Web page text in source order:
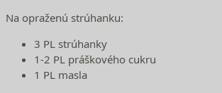
Na opraženú strúhanku:
3 PL strúhanky
1-2 PL práškového cukru
1 PL masla